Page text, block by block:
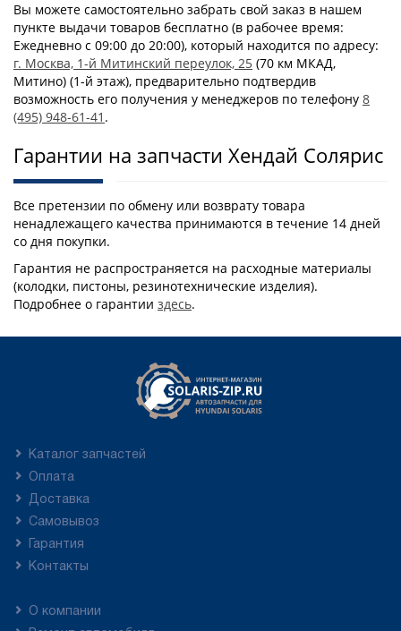
Вы можете самостоятельно забрать свой заказ в нашем
пункте выдачи товаров бесплатно (в рабочее время:
Ежедневно с 09:00 до 20:00), который находится по адресу:
г. Москва, 1-й Митинский переулок, 25 (70 км МКАД,
Митино) (1-й этаж), предварительно подтвердив
возможность его получения у менеджеров по телефону 8
(495) 948-61-41 .
Гарантии на запчасти Хендай Солярис
Все претензии по обмену или возврату товара
ненадлежащего качества принимаются в течение 14 дней
со дня покупки.
Гарантия не распространяется на расходные материалы
(колодки, пистоны, резинотехнические изделия).
Подробнее о гарантии здесь.
Каталог запчастей
Оплата
Доставка
Самовывоз
Гарантия
Контакты
О компании